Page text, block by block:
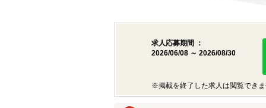
求人応募期間 ：
2026/06/08 ～ 2026/08/30
※掲載を終了した求人は閲覧でき